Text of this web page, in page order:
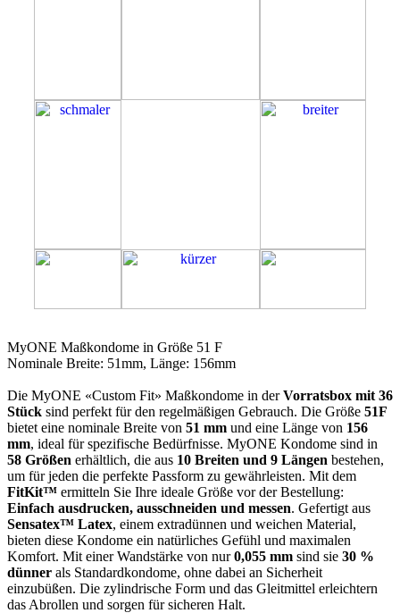
MyONE Maßkondome in Größe 51 F
Nominale Breite: 51mm, Länge: 156mm
Die MyONE «Custom Fit» Maßkondome in derVorratsbox mit 36
Stück sind perfekt für den regelmäßigen Gebrauch. Die Größe 51F
bietet eine nominale Breite von 51 mm und eine Länge von 156
mm, ideal für spezifische Bedürfnisse. MyONE Kondome sind in
58 Größen erhältlich, die aus 10 Breiten und 9 Längen bestehen,
um für jeden die perfekte Passform zu gewährleisten. Mit dem
FitKit™ ermitteln Sie Ihre ideale Größe vor der Bestellung:
Einfach ausdrucken, ausschneiden und messen. Gefertigt aus
Sensatex™ Latex, einem extradünnen und weichen Material,
bieten diese Kondome ein natürliches Gefühl und maximalen
Komfort. Mit einer Wandstärke von nur0,055 mm sind sie 30 %
dünner als Standardkondome, ohne dabei an Sicherheit
einzubüßen. Die zylindrische Form und das Gleitmittel erleichtern
das Abrollen und sorgen für sicheren Halt.